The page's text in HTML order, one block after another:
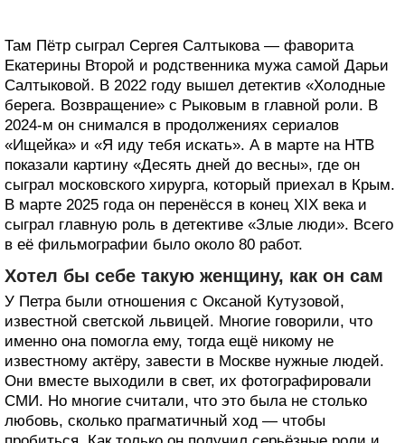
Там Пётр сыграл Сергея Салтыкова — фаворита
Екатерины Второй и родственника мужа самой Дарьи
Салтыковой. В 2022 году вышел детектив «Холодные
берега. Возвращение» с Рыковым в главной роли. В
2024-м он снимался в продолжениях сериалов
«Ищейка» и «Я иду тебя искать». А в марте на НТВ
показали картину «Десять дней до весны», где он
сыграл московского хирурга, который приехал в Крым.
В марте 2025 года он перенёсся в конец XIX века и
сыграл главную роль в детективе «Злые люди». Всего
в её фильмографии было около 80 работ.
Хотел бы себе такую женщину, как он сам
У Петра были отношения с Оксаной Кутузовой,
известной светской львицей. Многие говорили, что
именно она помогла ему, тогда ещё никому не
известному актёру, завести в Москве нужные людей.
Они вместе выходили в свет, их фотографировали
СМИ. Но многие считали, что это была не столько
любовь, сколько прагматичный ход — чтобы